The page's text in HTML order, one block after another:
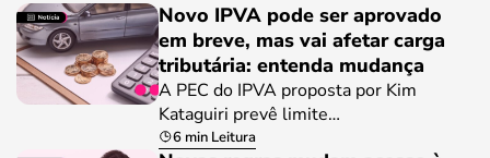
Novo IPVA pode ser aprovado
em breve, mas vai afetar carga
tributária: entenda mudança
A PEC do IPVA proposta por Kim
Kataguiri prevê limite…
6 min Leitura